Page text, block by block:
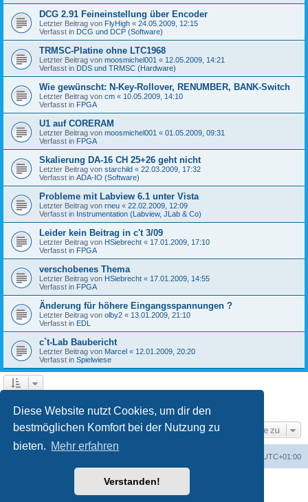
Diese Website nutzt Cookies, um dir den
bestmöglichen Komfort bei der Nutzung zu
bieten. Mehr erfahren
Verstanden!
DCG 2.91 Feineinstellung über Encoder
Letzter Beitrag von FlyHigh « 24.05.2009, 12:15
Verfasst in DCG und DCP (Software)
TRMSC-Platine ohne LTC1968
Letzter Beitrag von moosmichel001 « 12.05.2009, 14:21
Verfasst in DDS und TRMSC (Hardware)
Wie gewünscht: N-Key-Rollover, RENUMBER, BANK-Switch
Letzter Beitrag von cm « 10.05.2009, 14:10
Verfasst in FPGA
U1 auf CORERAM
Letzter Beitrag von moosmichel001 « 01.05.2009, 09:31
Verfasst in FPGA
Skalierung DA-16 CH 25+26 geht nicht
Letzter Beitrag von starchild « 22.03.2009, 17:32
Verfasst in ADA-IO (Software)
Probleme mit Labview 6.1 unter Vista
Letzter Beitrag von rneu « 22.02.2009, 12:09
Verfasst in Instrumentation (Labview, JLab & Co)
Leider kein Beitrag in c't 3/09
Letzter Beitrag von HSiebrecht « 17.01.2009, 17:10
Verfasst in FPGA
verschobenes Thema
Letzter Beitrag von HSiebrecht « 17.01.2009, 14:55
Verfasst in FPGA
Änderung für höhere Eingangsspannungen ?
Letzter Beitrag von olby2 « 13.01.2009, 21:10
Verfasst in EDL
c`t-Lab Baubericht
Letzter Beitrag von Marcel « 12.01.2009, 20:20
Verfasst in Spielwiese
Gehe zu
UTC+01:00
Powered byphpBB® Forum Software © phpBB Limited
phpBB.de